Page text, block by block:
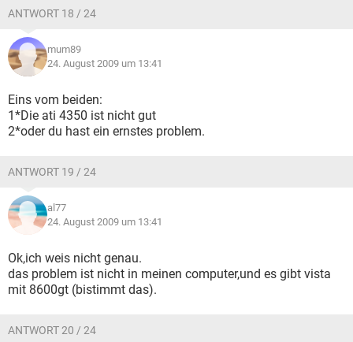
ANTWORT 18 / 24
mum89
24. August 2009 um 13:41
Eins vom beiden:
1*Die ati 4350 ist nicht gut
2*oder du hast ein ernstes problem.
ANTWORT 19 / 24
al77
24. August 2009 um 13:41
Ok,ich weis nicht genau.
das problem ist nicht in meinen computer,und es gibt vista
mit 8600gt (bistimmt das).
ANTWORT 20 / 24